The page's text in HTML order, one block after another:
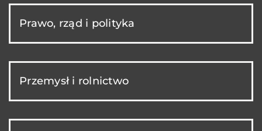
Prawo, rząd i polityka
Przemysł i rolnictwo